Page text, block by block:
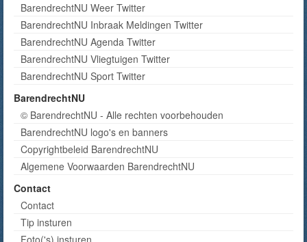
BarendrechtNU Weer Twitter
BarendrechtNU Inbraak Meldingen Twitter
BarendrechtNU Agenda Twitter
BarendrechtNU Vliegtuigen Twitter
BarendrechtNU Sport Twitter
BarendrechtNU
© BarendrechtNU - Alle rechten voorbehouden
BarendrechtNU logo's en banners
Copyrightbeleid BarendrechtNU
Algemene Voorwaarden BarendrechtNU
Contact
Contact
Tip insturen
Foto('s) insturen